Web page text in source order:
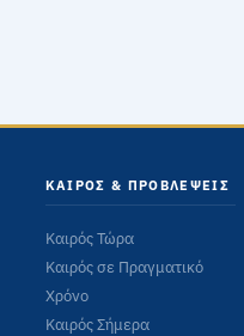
ΚΑΙΡΌΣ & ΠΡΟΒΛΈΨΕΙΣ
Καιρός Τώρα
Καιρός σε Πραγματικό
Χρόνο
Καιρός Σήμερα